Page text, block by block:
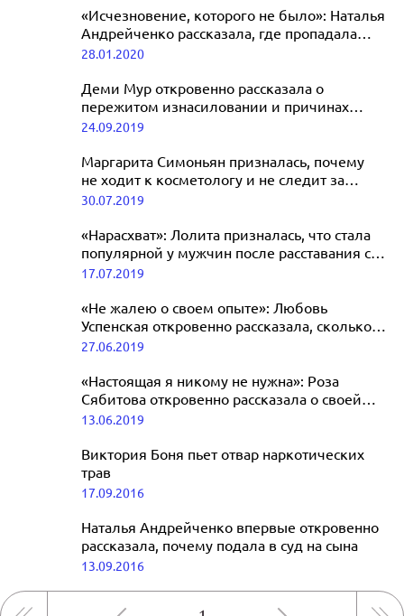
«Исчезновение, которого не было»: Наталья
Андрейченко рассказала, где пропадала
несколько дней
28.01.2020
Деми Мур откровенно рассказала о
пережитом изнасиловании и причинах
расставания с Эштоном Кутчером
24.09.2019
Маргарита Симоньян призналась, почему
не ходит к косметологу и не следит за
модой
30.07.2019
«Нарасхват»: Лолита призналась, что стала
популярной у мужчин после расставания с
пятым мужем
17.07.2019
«Не жалею о своем опыте»: Любовь
Успенская откровенно рассказала, сколько у
нее было мужчин
27.06.2019
«Настоящая я никому не нужна»: Роза
Сябитова откровенно рассказала о своей
депрессии
13.06.2019
Виктория Боня пьет отвар наркотических
трав
17.09.2016
Наталья Андрейченко впервые откровенно
рассказала, почему подала в суд на сына
13.09.2016